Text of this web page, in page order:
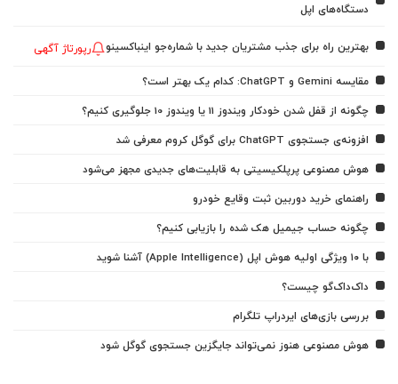
دستگاه‌های اپل
بهترین راه برای جذب مشتریان جدید با شماره‌جو اینباکسینو رپورتاژ آگهی
مقایسه Gemini و ChatGPT: کدام یک بهتر است؟
چگونه از قفل شدن خودکار ویندوز 11 یا ویندوز 10 جلوگیری کنیم؟
افزونه‌ی جستجوی ChatGPT برای گوگل کروم معرفی شد
هوش مصنوعی پرپلکیسیتی به قابلیت‌های جدیدی مجهز می‌شود
راهنمای خرید دوربین ثبت وقایع خودرو
چگونه حساب جیمیل هک شده را بازیابی کنیم؟
با ۱۰ ویژگی اولیه هوش اپل (Apple Intelligence) آشنا شوید
داک‌داک‌گو چیست؟
بررسی بازی‌های ایردراپ تلگرام
هوش مصنوعی هنوز نمی‌تواند جایگزین جستجوی گوگل شود